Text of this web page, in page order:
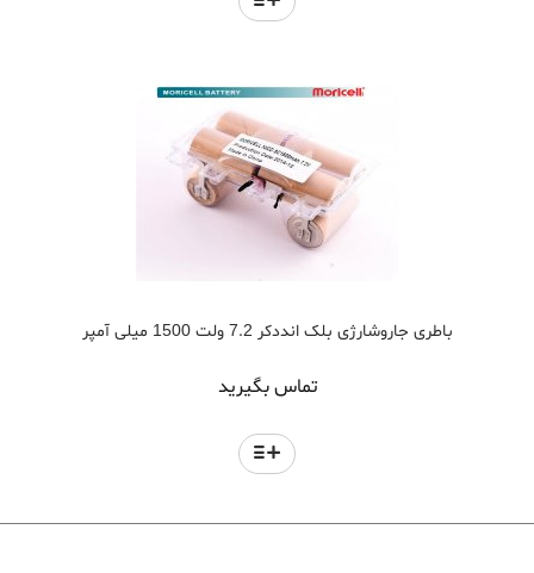
باطری جاروشارژی بلک انددکر 7.2 ولت 1500 میلی آمپر
تماس بگیرید